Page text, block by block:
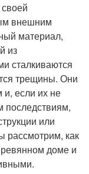
внешним
материал,
из
сталкиваются
трещины. Они
и, если их не
последствиям,
или
рассмотрим, как
доме и